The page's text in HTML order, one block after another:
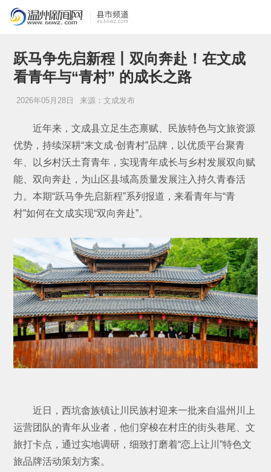
跃马争先启新程丨双向奔赴！在文成
看青年与“青村” 的成长之路
2026年05月28日 来源：文成发布
近年来，文成县立足生态禀赋、民族特色与文旅资源
优势，持续深耕“来文成·创青村”品牌，以优质平台聚青
年、以乡村沃土育青年，实现青年成长与乡村发展双向赋
能、双向奔赴，为山区县域高质量发展注入持久青春活
力。本期“跃马争先启新程”系列报道，来看青年与“青
村”如何在文成实现“双向奔赴”。
近日，西坑畲族镇让川民族村迎来一批来自温州川上
运营团队的青年从业者，他们穿梭在村庄的街头巷尾、文
旅打卡点，通过实地调研，细致打磨着“恋上让川”特色文
旅品牌活动策划方案。